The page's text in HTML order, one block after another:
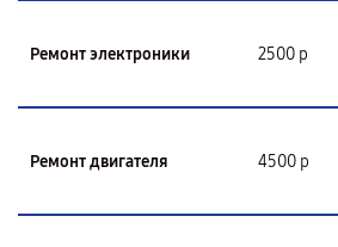
Ремонт электроники 2500 р
Ремонт двигателя 4500 р